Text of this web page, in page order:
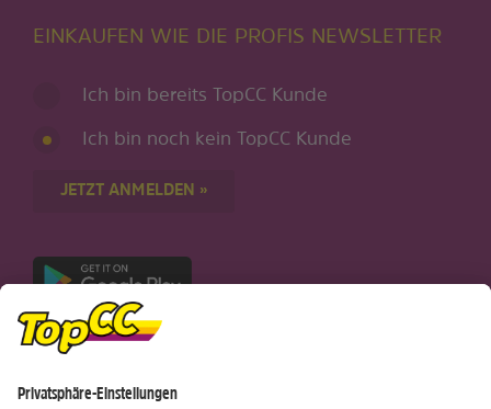
EINKAUFEN WIE DIE PROFIS NEWSLETTER
Ich bin bereits TopCC Kunde
Ich bin noch kein TopCC Kunde
JETZT ANMELDEN »
Nur für Android-Geräte